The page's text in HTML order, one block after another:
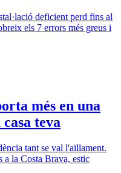
deficient perd fins al
els 7 errors més greus i
més en una
teva
tant se val l'aïllament.
a la Costa Brava, estic